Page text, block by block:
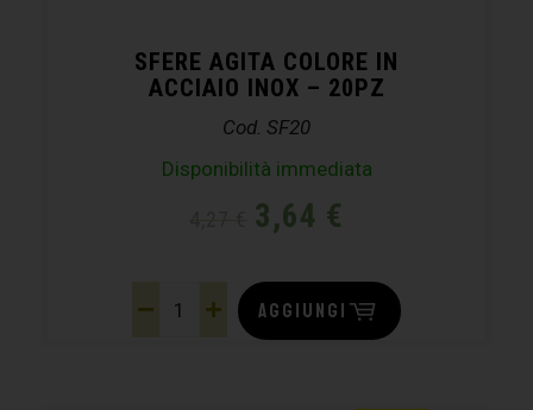
SFERE AGITA COLORE IN
ACCIAIO INOX – 20PZ
Cod. SF20
Disponibilità immediata
3,64 €
AGGIUNGI